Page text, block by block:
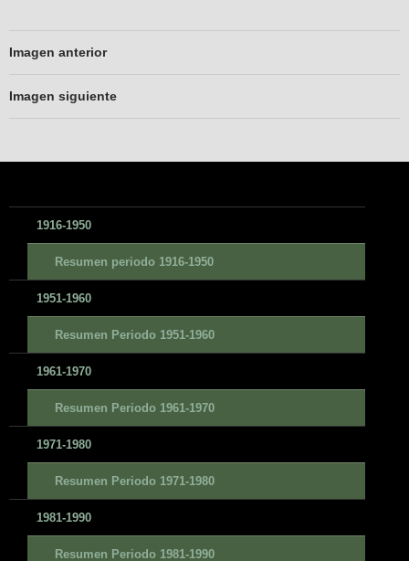
Imagen anterior
Imagen siguiente
1916-1950
Resumen periodo 1916-1950
1951-1960
Resumen Periodo 1951-1960
1961-1970
Resumen Periodo 1961-1970
1971-1980
Resumen Periodo 1971-1980
1981-1990
Resumen Periodo 1981-1990